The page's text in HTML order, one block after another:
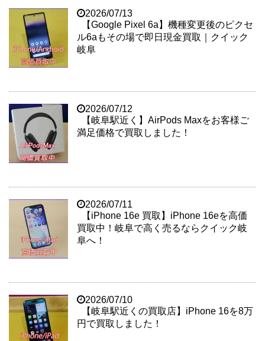
2026/07/13
【Google Pixel 6a】機種変更後のピクセ
ル6aもその場で即日現金買取｜クイック
岐阜
2026/07/12
【岐阜駅近く】AirPods Maxをお客様ご
満足価格で買取しました！
2026/07/11
【iPhone 16e 買取】iPhone 16eを高価
買取中！岐阜で高く売るならクイック岐
阜へ！
2026/07/10
【岐阜駅近くの買取店】iPhone 16を8万
円で買取しました！